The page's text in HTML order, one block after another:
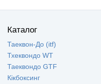
Каталог
Таеквон-До (itf)
Тхеквондо WT
Таеквондо GTF
Кікбоксинг